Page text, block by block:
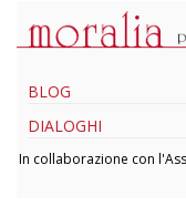
BLOG
DIALOGHI
In collaborazione con